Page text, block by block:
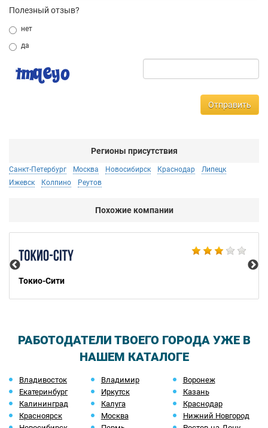
Полезный отзыв?
нет
да
Отправить
Регионы присутствия
Санкт-Петербург Москва Новосибирск Краснодар
Липецк
Ижевск
Колпино Реутов
Похожие компании
Токио-Сити
РАБОТОДАТЕЛИ ТВОЕГО ГОРОДА УЖЕ В
НАШЕМ КАТАЛОГЕ
Владивосток Владимир
Воронеж
Екатеринбург
Иркутск
Казань
Калининград
Калуга
Краснодар
Красноярск
Москва
Нижний Новгород